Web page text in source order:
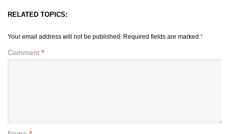
RELATED TOPICS:
Your email address will not be published. Required fields are marked *
Comment *